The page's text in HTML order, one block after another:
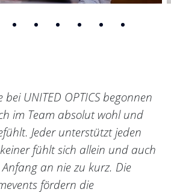
beiUNITED OPTICSbegonnen
im Team absolut wohl und
Jeder unterstützt jeden
fühlt sich allein und auch
an nie zu kurz. Die
fördern die